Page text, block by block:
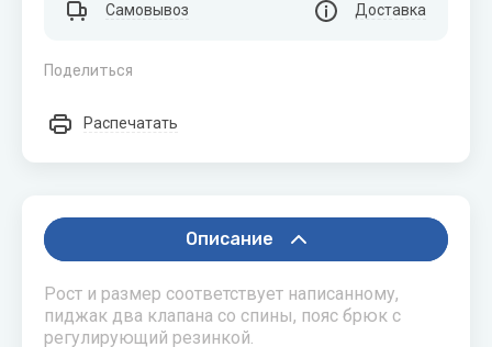
Самовывоз Доставка
Поделиться
Распечатать
Описание
Рост и размер соответствует написанному,
пиджак два клапана со спины, пояс брюк с
регулирующий резинкой.